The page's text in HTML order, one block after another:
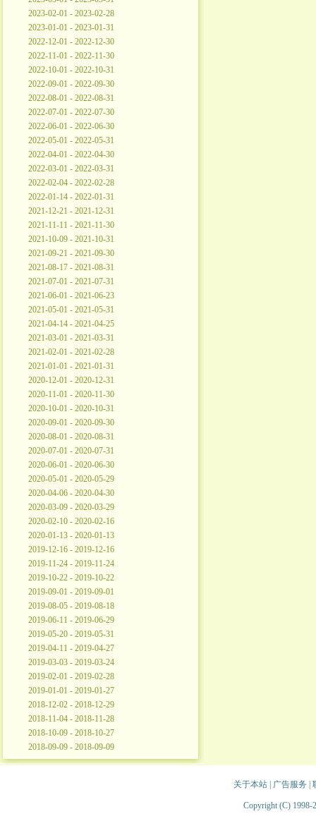
2023-02-01 - 2023-02-28
2023-01-01 - 2023-01-31
2022-12-01 - 2022-12-30
2022-11-01 - 2022-11-30
2022-10-01 - 2022-10-31
2022-09-01 - 2022-09-30
2022-08-01 - 2022-08-31
2022-07-01 - 2022-07-30
2022-06-01 - 2022-06-30
2022-05-01 - 2022-05-31
2022-04-01 - 2022-04-30
2022-03-01 - 2022-03-31
2022-02-04 - 2022-02-28
2022-01-14 - 2022-01-31
2021-12-21 - 2021-12-31
2021-11-11 - 2021-11-30
2021-10-09 - 2021-10-31
2021-09-21 - 2021-09-30
2021-08-17 - 2021-08-31
2021-07-01 - 2021-07-31
2021-06-01 - 2021-06-23
2021-05-01 - 2021-05-31
2021-04-14 - 2021-04-25
2021-03-01 - 2021-03-31
2021-02-01 - 2021-02-28
2021-01-01 - 2021-01-31
2020-12-01 - 2020-12-31
2020-11-01 - 2020-11-30
2020-10-01 - 2020-10-31
2020-09-01 - 2020-09-30
2020-08-01 - 2020-08-31
2020-07-01 - 2020-07-31
2020-06-01 - 2020-06-30
2020-05-01 - 2020-05-29
2020-04-06 - 2020-04-30
2020-03-09 - 2020-03-29
2020-02-10 - 2020-02-16
2020-01-13 - 2020-01-13
2019-12-16 - 2019-12-16
2019-11-24 - 2019-11-24
2019-10-22 - 2019-10-22
2019-09-01 - 2019-09-01
2019-08-05 - 2019-08-18
2019-06-11 - 2019-06-29
2019-05-20 - 2019-05-31
2019-04-11 - 2019-04-27
2019-03-03 - 2019-03-24
2019-02-01 - 2019-02-28
2019-01-01 - 2019-01-27
2018-12-02 - 2018-12-29
2018-11-04 - 2018-11-28
2018-10-09 - 2018-10-27
2018-09-09 - 2018-09-09
关于本站| 广告服务
Copyright (C) 1998-